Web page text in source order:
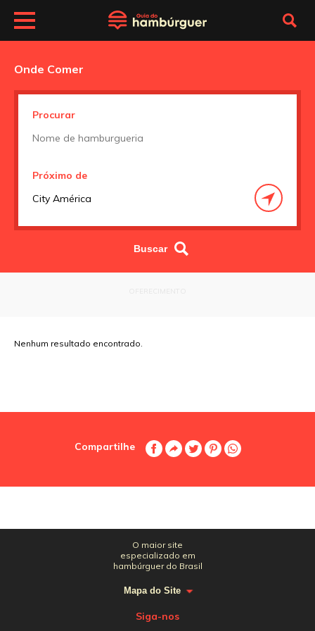
Onde Comer
Procurar
Próximo de
Nenhum resultado encontrado.
Compartilhe
O maior site
especializado em
hambúrguer do Brasil
Mapa do Site
Siga-nos